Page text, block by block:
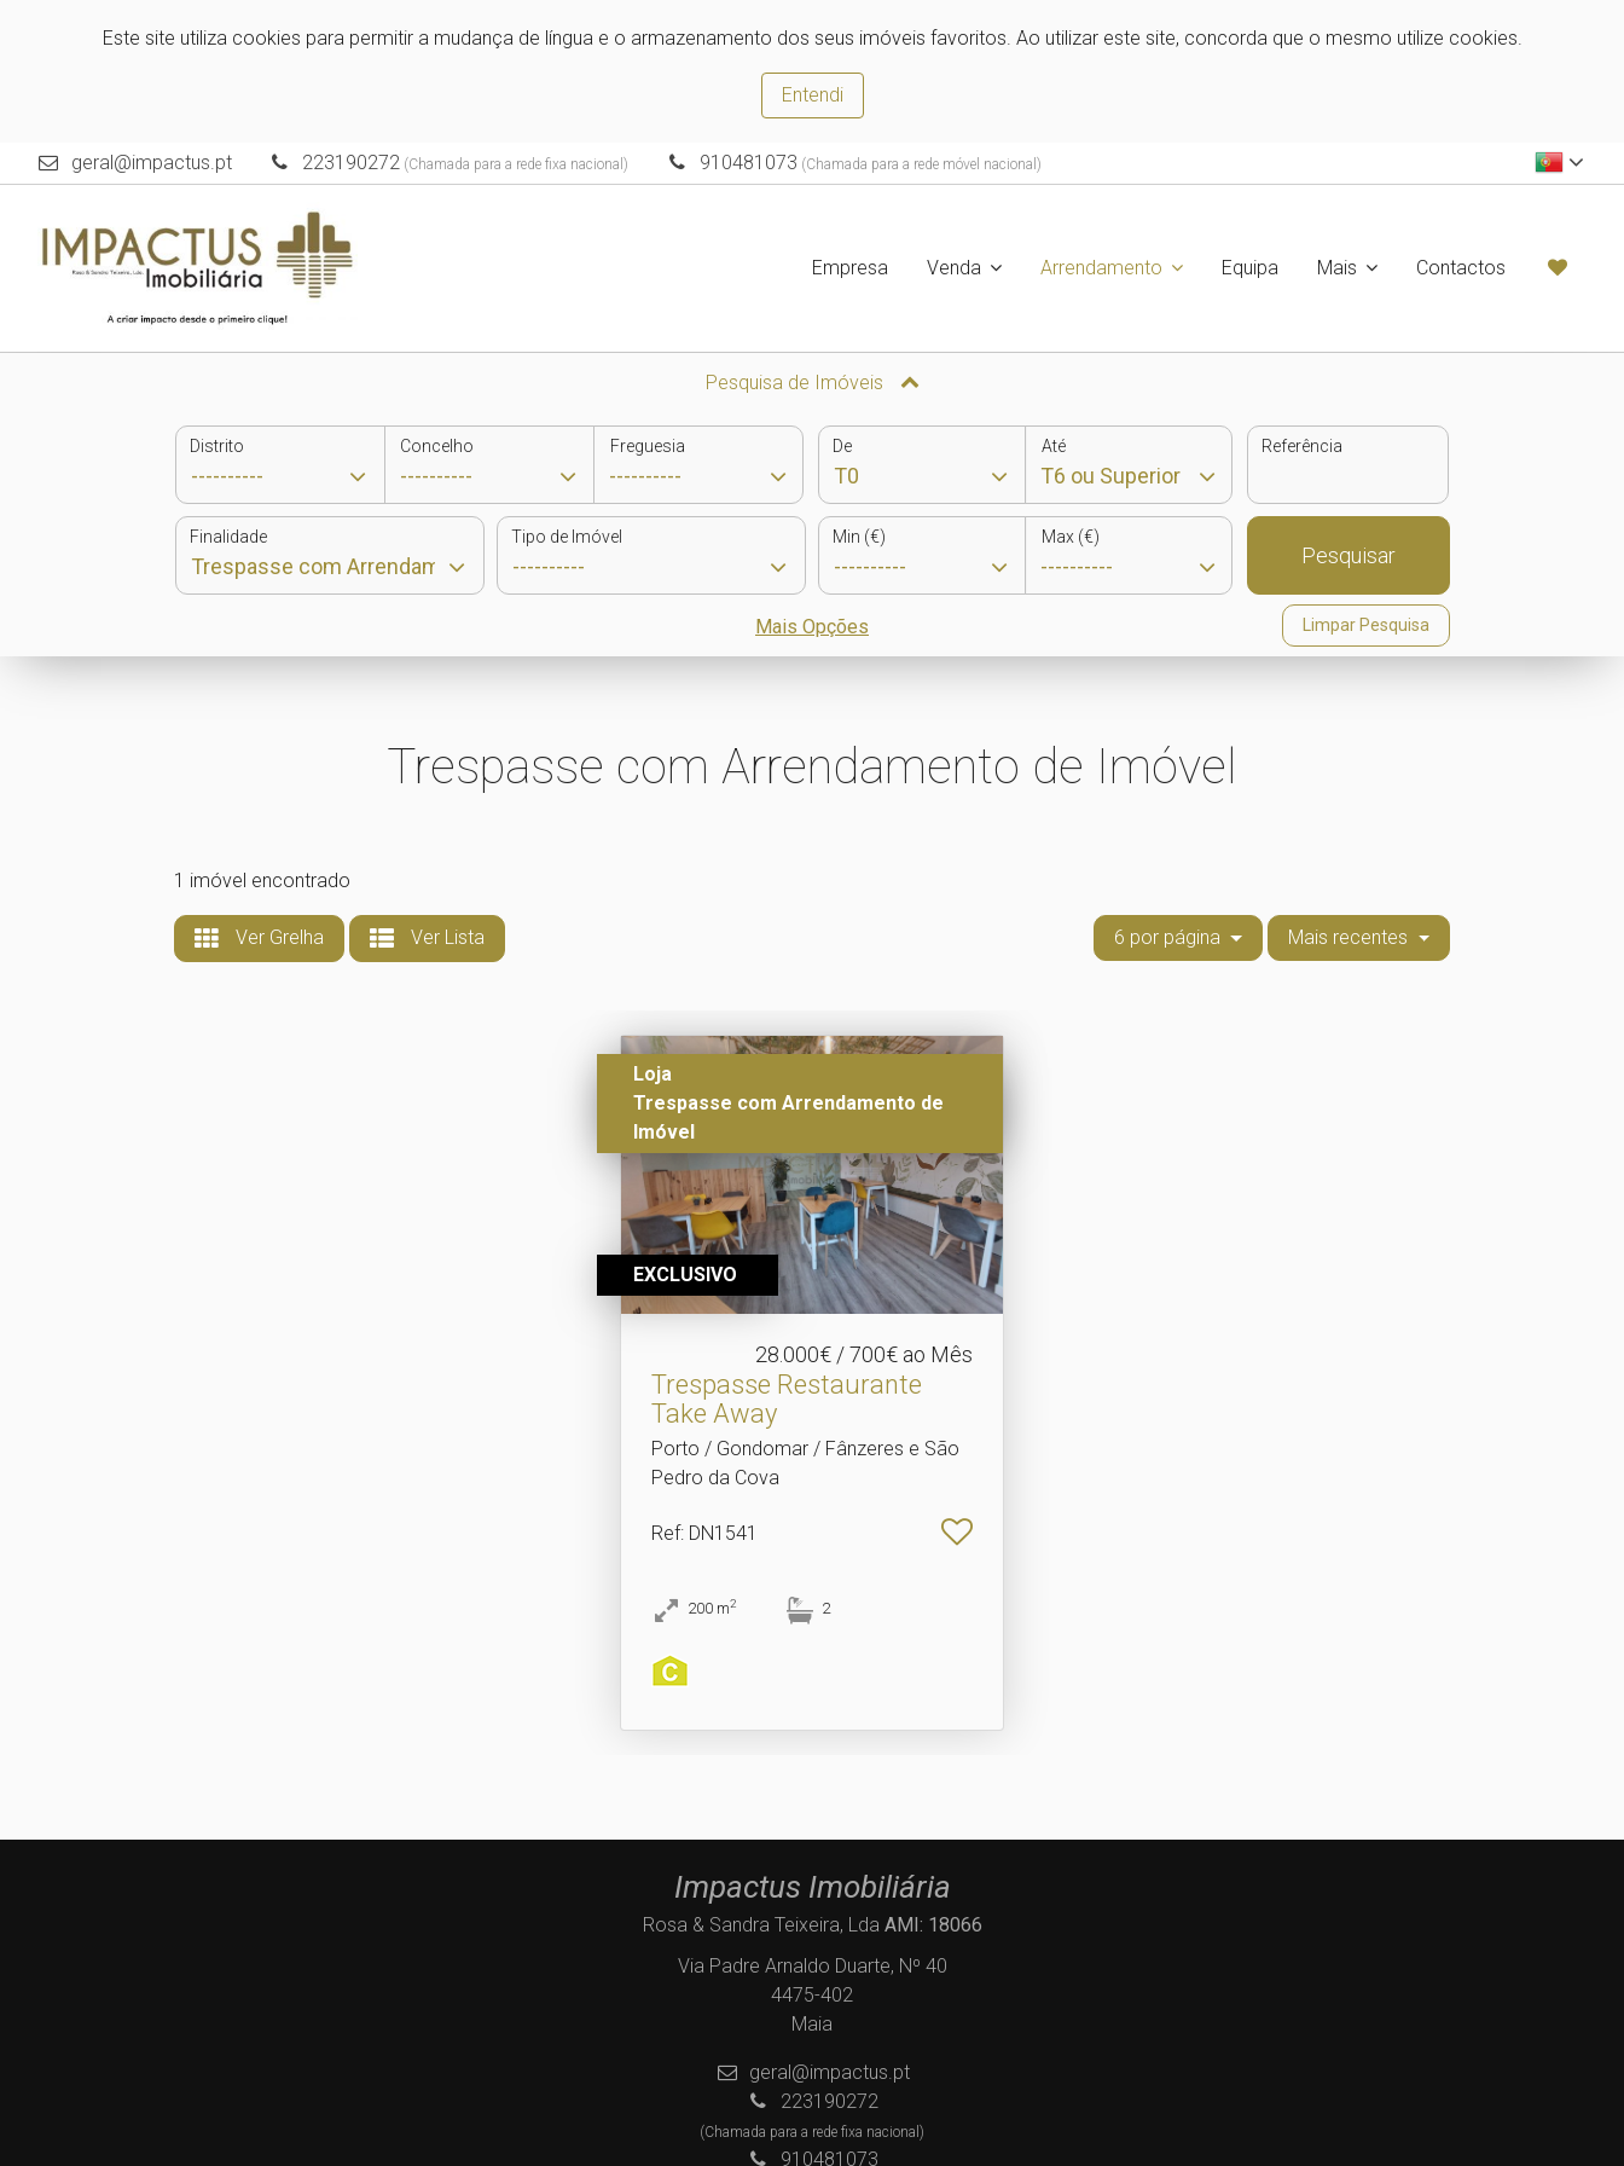
Este site utiliza cookies para permitir a mudança de língua e o armazenamento dos seus imóveis favoritos. Ao utilizar este site, concorda que o mesmo utilize cookies.
Entendi
geral@impactus.pt 223190272 (Chamada para a rede fixa nacional) 910481073 (Chamada para a rede móvel nacional)
Empresa Venda Arrendamento Equipa Mais Contactos
Pesquisa de Imóveis
Distrito Concelho Freguesia De Até Referência
Finalidade Tipo de Imóvel Min (€) Max (€)
Pesquisar
Mais Opções Limpar Pesquisa
Trespasse com Arrendamento de Imóvel
1 imóvel encontrado
Ver Grelha Ver Lista 6 por página Mais recentes
Loja
Trespasse com Arrendamento de
Imóvel
EXCLUSIVO
28.000€ / 700€ ao Mês
Trespasse Restaurante
Take Away
Porto / Gondomar / Fânzeres e São
Pedro da Cova
Ref: DN1541
200 m2 2
Impactus Imobiliária
Rosa & Sandra Teixeira, Lda AMI: 18066
Via Padre Arnaldo Duarte, Nº 40
4475-402
Maia
geral@impactus.pt
223190272
(Chamada para a rede fixa nacional)
910481073